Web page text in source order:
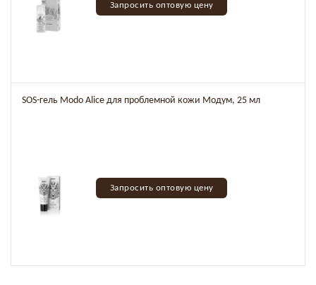
Запросить оптовую цену
SOS-гель Modo Alice для проблемной кожи Mодум, 25 мл
Запросить оптовую цену